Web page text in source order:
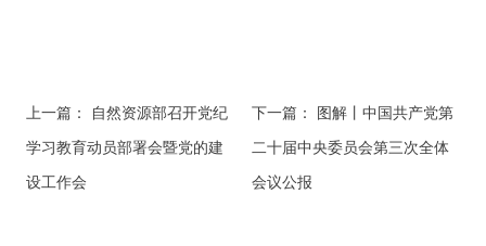
上一篇：
自然资源部召开党纪
学习教育动员部署会暨党的建
设工作会
下一篇：
图解丨中国共产党第
二十届中央委员会第三次全体
会议公报